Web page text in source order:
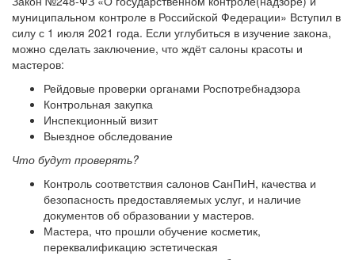
муниципальном контроле в Российской Федерации» Вступил в
силу с 1 июля 2021 года. Если углубиться в изучение закона,
можно сделать заключение, что ждёт салоны красоты и
мастеров:
Рейдовые проверки органами Роспотребнадзора
Контрольная закупка
Инспекционный визит
Выездное обследование
Что будут проверять?
Контроль соответствия салонов СанПиН, качества и
безопасность предоставляемых услуг, и наличие
документов об образовании у мастеров.
Мастера, что прошли обучение косметик,
переквалификацию эстетическая